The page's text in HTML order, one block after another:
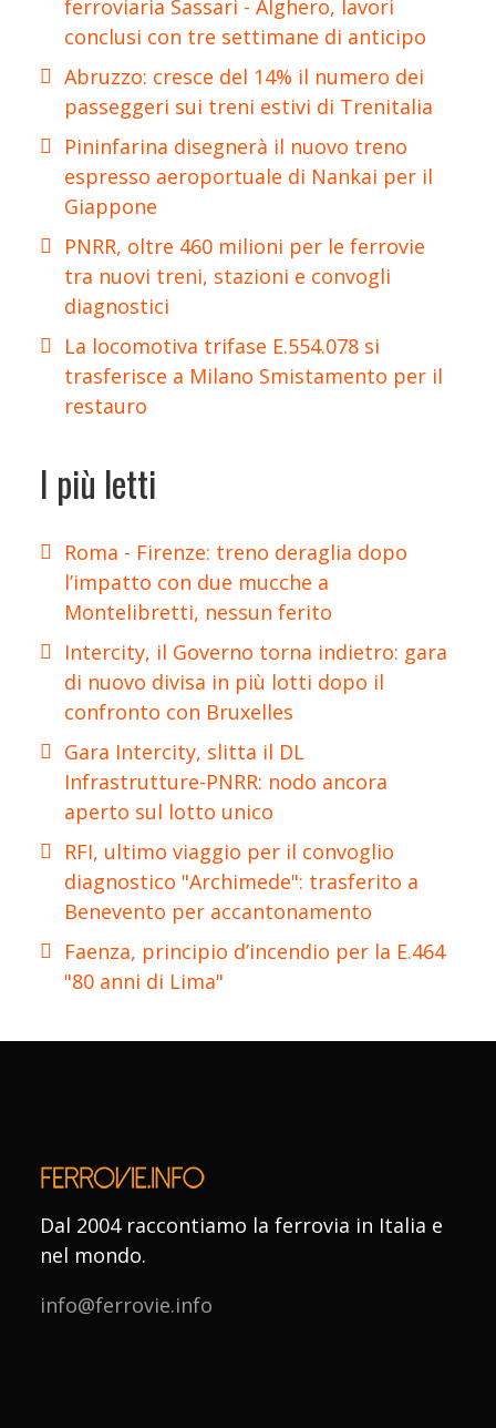
ferroviaria Sassari - Alghero, lavori
conclusi con tre settimane di anticipo
Abruzzo: cresce del 14% il numero dei
passeggeri sui treni estivi di Trenitalia
Pininfarina disegnerà il nuovo treno
espresso aeroportuale di Nankai per il
Giappone
PNRR, oltre 460 milioni per le ferrovie
tra nuovi treni, stazioni e convogli
diagnostici
La locomotiva trifase E.554.078 si
trasferisce a Milano Smistamento per il
restauro
I più letti
Roma - Firenze: treno deraglia dopo
l’impatto con due mucche a
Montelibretti, nessun ferito
Intercity, il Governo torna indietro: gara
di nuovo divisa in più lotti dopo il
confronto con Bruxelles
Gara Intercity, slitta il DL
Infrastrutture-PNRR: nodo ancora
aperto sul lotto unico
RFI, ultimo viaggio per il convoglio
diagnostico "Archimede": trasferito a
Benevento per accantonamento
Faenza, principio d’incendio per la E.464
"80 anni di Lima"
Dal 2004 raccontiamo la ferrovia in Italia e
nel mondo.
info@ferrovie.info